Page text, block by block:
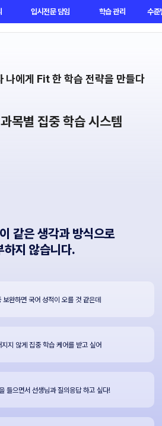
노원관
같은 생각과 방식으로
하지 않습니다.
보완하면 국어 성적이 오를 것 같은데
지 않게 집중 학습 케어를 받고 싶어
들으면서 선생님과 질의응답 하고 싶다!
입시전문 담임 학습 관리 수준